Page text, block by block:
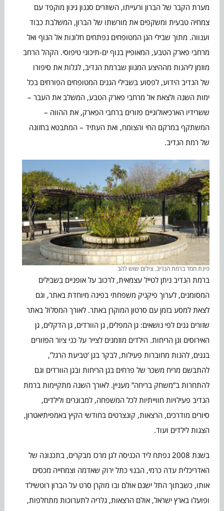
מערת הקבר של הברון ורעייתו, השוזרים סגנון גינון מוקפד עם
צמחיה טבעית ומשקפים את מורשתו של הברון, המשלבת כבוד
וענווה. מתוך שבילי הגן המטופחים נפתחים חלונות אל הנוף ואל
מרחבי פארק הטבע, המאופיין בנוף ים-תיכוני טיפוסי. הקהל הרחב
מוזמן ליהנות מההיצע המגוון שברמת הנדיב, לגלות את סיפורו
של הנדיב הידוע, לפסוע בשבילי הגנים המטופחים הפורחים בכל
ימות השנה ולצאת אל מרחבי פארק הטבע, המשלב את העבר –
ששרידיו הארכיאולוגיים פזורים ברחבי הפארק, את ההווה –
המשתקף במרקם החי והצומח, ואת העתיד – המתבטא בחזונה
של רמת הנדיב.
פינת חמד ברמת הנדיב. צילום שוש להב
ברמת הנדיב ניתן לטייל עצמאית, לרכוב על אופניים בשבילים
המסומנים, לערוך פיקניק משפחתי בפינה מיוחדת באתר, וגם
לצאת למסע בזמן עם סרטון המוקרן באתר. לאורך המסלול באתר
שזורים גנים לפי נושאים: גן המפלים, גן הוורדים, גן הדקלים, גן
האירוסים וגן הריחות. הילדים מוזמנים לצייר על כני ציור הפזורים
בגנים, להנות מחוברות פעילות, לבקר בגן ‘טביעת הרגל’,
להתבשם מריח משכר של פרחים בגן הריחות ובגן הוורדים וגם
להתחרות ב”משחק בריחה” מעניין. לאורך השנה מתקיימות ברמת
הנדיב פעילויות חווייתיות לכל המשפחה, למבוגרים ולילדים,
סיורים מודרכים, הרצאות, קונצרטים בחודשי הקיץ באמפיתיאטרון,
הצגות לילדים ועוד.
בשנת 2008 נפתח ליד הכניסה לגן מרכז מבקרים, בתכנונה של
האדריכלית עדה כרמי, הבנוי כתל ירוק שאדמה וצמחייה מכסים
אותו, כשבתוך התל ישנם אולם ובו מוקרן סרט על הברון רוטשילד
ופועלו בארץ ישראל, אולם הרצאות, גלריה לתערוכות מתחלפות,